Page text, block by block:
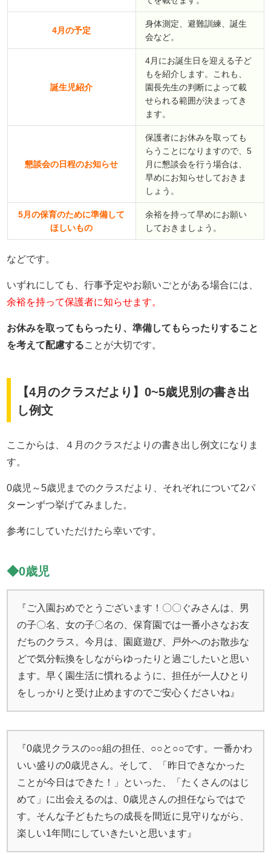
4月の予定
身体測定、避難訓練、誕生
会など。
誕生児紹介
4月にお誕生日を迎える子ど
もを紹介します。これも、
園長先生の判断によって載
せられる範囲が決まってき
ます。
懇談会の日程のお知らせ
保護者にお休みを取っても
らうことになりますので、5
月に懇談会を行う場合は、
早めにお知らせしておきま
しょう。
5月の保育のために準備して
ほしいもの
余裕を持って早めにお願い
しておきましょう。
などです。
いずれにしても、行事予定やお願いごとがある場合には、
余裕を持って保護者に知らせます。
お休みを取ってもらったり、準備してもらったりすること
を考えて配慮することが大切です。
【4月のクラスだより】0~5歳児別の書き出
し例文
ここからは、４月のクラスだよりの書き出し例文になりま
す。
0歳児～5歳児までのクラスだより、それぞれについて2パ
ターンずつ挙げてみました。
参考にしていただけたら幸いです。
◆0歳児
『ご入園おめでとうございます！〇〇ぐみさんは、男
の子〇名、女の子〇名の、保育園では一番小さなお友
だちのクラス。今月は、園庭遊び、戸外へのお散歩な
どで気分転換をしながらゆったりと過ごしたいと思い
ます。早く園生活に慣れるように、担任が一人ひとり
をしっかりと受け止めますのでご安心くださいね』
『0歳児クラスの○○組の担任、○○と○○です。一番かわ
いい盛りの0歳児さん。そして、「昨日できなかった
ことが今日はできた！」といった、「たくさんのはじ
めて」に出会えるのは、0歳児さんの担任ならではで
す。そんな子どもたちの成長を間近に見守りながら、
楽しい1年間にしていきたいと思います』